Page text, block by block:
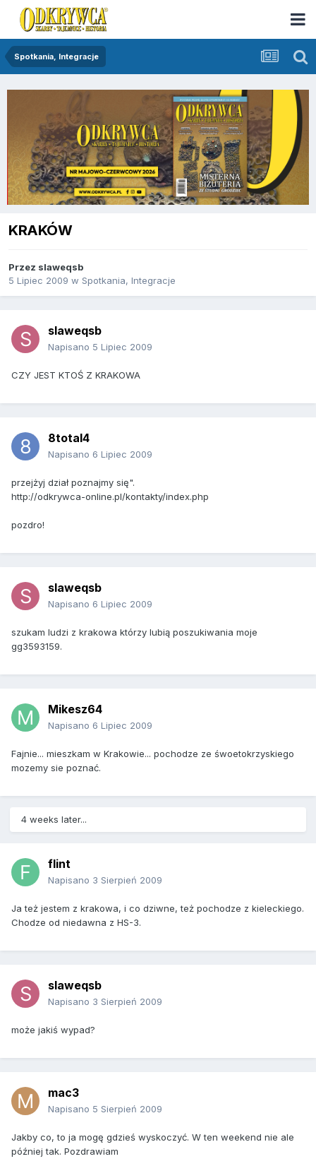
Spotkania, Integracje
KRAKÓW
Przez slaweqsb
5 Lipiec 2009 w Spotkania, Integracje
slaweqsb
Napisano 5 Lipiec 2009
CZY JEST KTOŚ Z KRAKOWA
8total4
Napisano 6 Lipiec 2009
przejżyj dział poznajmy się".
http://odkrywca-online.pl/kontakty/index.php
pozdro!
slaweqsb
Napisano 6 Lipiec 2009
szukam ludzi z krakowa którzy lubią poszukiwania moje
gg3593159.
Mikesz64
Napisano 6 Lipiec 2009
Fajnie... mieszkam w Krakowie... pochodze ze śwoetokrzyskiego
mozemy sie poznać.
4 weeks later...
flint
Napisano 3 Sierpień 2009
Ja też jestem z krakowa, i co dziwne, też pochodze z kieleckiego.
Chodze od niedawna z HS-3.
slaweqsb
Napisano 3 Sierpień 2009
może jakiś wypad?
mac3
Napisano 5 Sierpień 2009
Jakby co, to ja mogę gdzieś wyskoczyć. W ten weekend nie ale
później tak. Pozdrawiam